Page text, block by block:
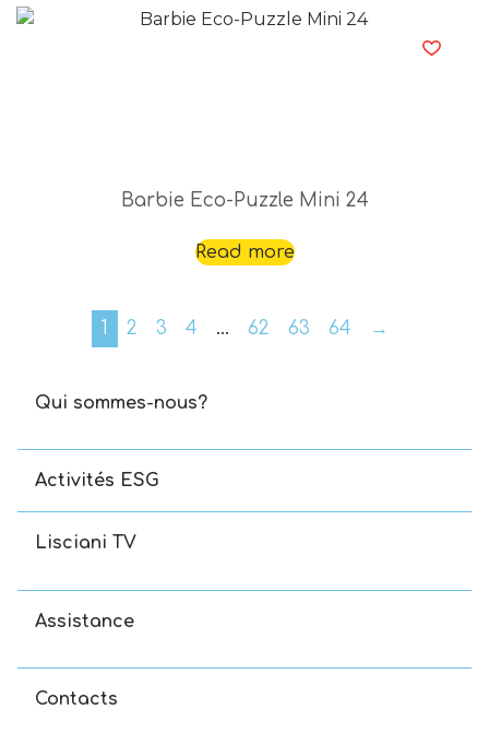
Barbie Eco-Puzzle Mini 24
Read more
1 2 3 4 … 62 63 64 →
Qui sommes-nous?
Activités ESG
Lisciani TV
Assistance
Contacts